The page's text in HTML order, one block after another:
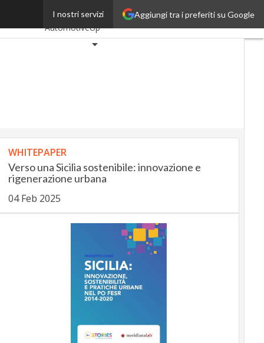
Aggiungi tra i preferiti su Google
I nostri servizi
Ultimi articoli
AutomotiveUp
Proptech
Startup
WHITEPAPER
Verso una Sicilia sostenibile: innovazione e
rigenerazione urbana
04 Feb 2025